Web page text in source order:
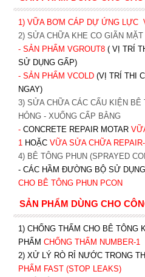
1) VỮA BƠM CÁP DỰ ỨNG LỰC
2) SỬA CHỮA KHE CO GIÃN
- SẢN PHẨM VGROUT8 ( VỊ TRÍ
SỬ DỤNG GẤP)
- SẢN PHẨM VCOLD (VỊ TRÍ THI
NGAY)
3) SỬA CHỮA CÁC CẤU KIỆN
HỎNG - XUỐNG CẤP BẰNG
- CONCRETE REPAIR MOTAR
1 HOẶC VỮA SỬA CHỮA
4) BÊ TÔNG PHUN (SPRAYED
- CÁC HẦM ĐƯỜNG BỘ SỬ
CHO BÊ TÔNG PHUN PCON
SẢN PHẨM DÙNG CHO
1) CHỐNG THẤM CHO BÊ TÔNG
PHẨM CHỐNG THẤM NUMBER-1
2) XỬ LÝ RÒ RỈ NƯỚC TRONG
PHẨM FAST (STOP LEAKS)